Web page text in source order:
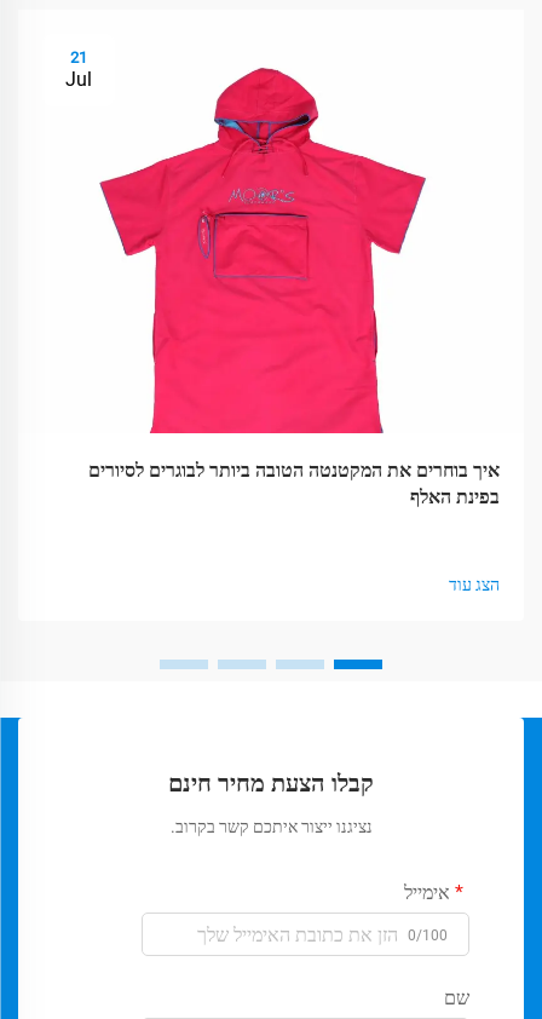
21
Jul
איך בוחרים את המקטנטה הטובה ביותר לבוגרים לסיורים
בפינת האלף
הצג עוד
קבלו הצעת מחיר חינם
נציגנו ייצור איתכם קשר בקרוב.
אימייל
0/100
שם